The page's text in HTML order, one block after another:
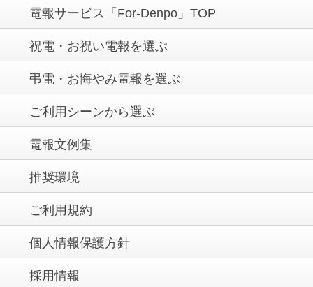
電報サービス「For-Denpo」TOP
祝電・お祝い電報を選ぶ
弔電・お悔やみ電報を選ぶ
ご利用シーンから選ぶ
電報文例集
推奨環境
ご利用規約
個人情報保護方針
採用情報